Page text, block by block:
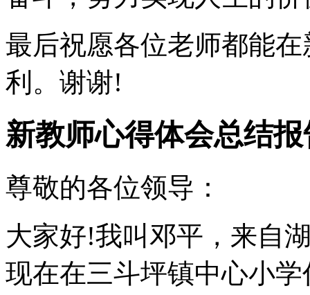
最后祝愿各位老师都能
利。谢谢!
新教师心得体会总结
尊敬的各位领导：
大家好!我叫邓平，来自
现在在三斗坪镇中心小